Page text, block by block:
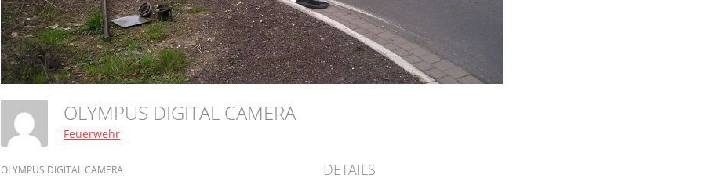
OLYMPUS DIGITAL CAMERA
Feuerwehr
OLYMPUS DIGITAL CAMERA DETAILS